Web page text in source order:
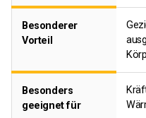
Besonderer
Vorteil
Besonders
geeignet für